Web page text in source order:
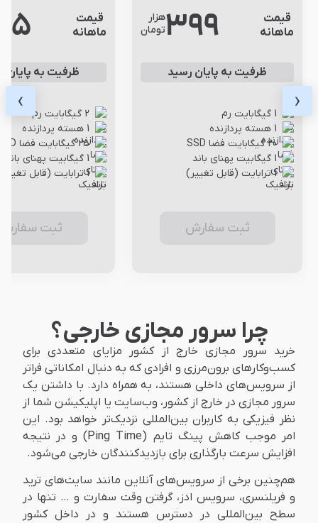
‹
قیمت
ماهانه
399هزار
تومان
ظرفیت به پایان رسید
1 گیگابایت رم
1 هسته پردازنده
20 گیگابایت فضا SSD
1 گیگابیت پهنای باند
1 ترابایت (قابل تغییر)
ثبت سفارش
قیمت
ماهانه
ظرفیت به پایان
2 گیگابایت رم
1 هسته پردازنده
25 گیگابایت فضا SSD
1 گیگابیت پهنای باند
1 ترابایت (قابل تغییر)
ثبت
›
چرا سرور مجازی خارجی؟
خرید سرور مجازی خارج از کشور مزایای متعددی برای
کسب‌وکارهای برون‌مرزی و افرادی که به دنبال امکاناتی فراتر
از سرویس‌های داخلی هستند، به همراه دارد. با داشتن یک
سرور مجازی در خارج از کشور، وب‌سایت یا اپلیکیشن شما از
نظر فیزیکی به کاربران بین‌المللی نزدیک‌تر خواهد بود. این
امر موجب کاهش پینگ تایم (Ping Time) و در نتیجه
افزایش سرعت بارگذاری برای بازدیدکنندگان خارجی می‌شود.
هم‌چنین برخی از سرویس‌های آنلاین مانند سایت‌های ترید
و فریلنسری، سرویس ادز، گرفتن وقت سفارت و … تنها در
سطح بین‌المللی در دسترس هستند و در داخل کشور